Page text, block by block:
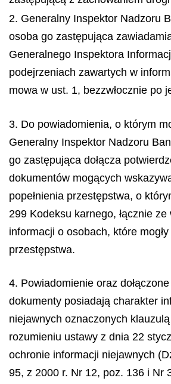
2. Generalny Inspektor Nadzoru
osoba go zastępująca
Generalnego Inspektora
podejrzeniach zawartych w
mowa w ust. 1, bezzwłocznie po
3. Do powiadomienia, o którym
Generalny Inspektor Nadzoru
go zastępująca dołącza
dokumentów mogących
popełnienia przestępstwa, o
299 Kodeksu karnego, łącznie ze
informacji o osobach, które
przestępstwa.
4. Powiadomienie oraz
dokumenty posiadają charakter
niejawnych oznaczonych
rozumieniu ustawy z dnia 22
ochronie informacji niejawnych
95, z 2000 r. Nr 12, poz. 136 i Nr